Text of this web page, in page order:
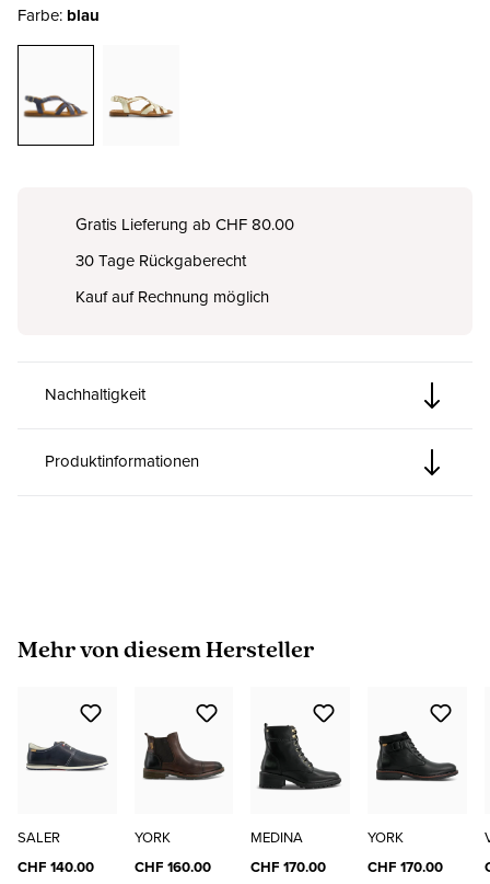
Farbe: blau
Gratis Lieferung ab CHF 80.00
30 Tage Rückgaberecht
Kauf auf Rechnung möglich
Nachhaltigkeit
Produktinformationen
Produktgalerie überspringen
Mehr von diesem Hersteller
SALER
CHF 140.00
YORK
CHF 160.00
MEDINA
CHF 170.00
YORK
CHF 170.00